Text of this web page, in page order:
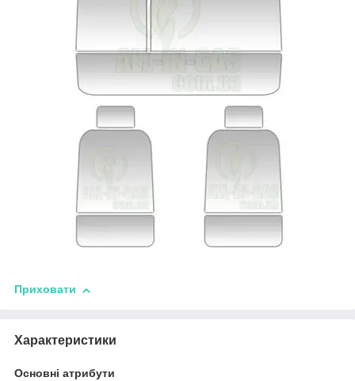
Приховати
Характеристики
Основні атрибути